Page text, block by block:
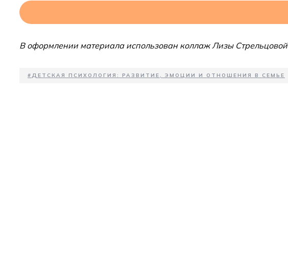
В оформлении материала использован коллаж Лизы Стрельцовой
# ДЕТСКАЯ ПСИХОЛОГИЯ: РАЗВИТИЕ, ЭМОЦИИ И ОТНОШЕНИЯ В СЕМЬЕ